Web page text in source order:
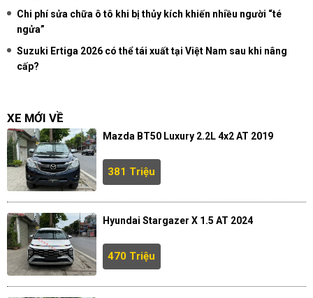
Chi phí sửa chữa ô tô khi bị thủy kích khiến nhiều người “té
ngửa”
Suzuki Ertiga 2026 có thể tái xuất tại Việt Nam sau khi nâng
cấp?
XE MỚI VỀ
Mazda BT50 Luxury 2.2L 4x2 AT 2019
381 Triệu
Hyundai Stargazer X 1.5 AT 2024
470 Triệu